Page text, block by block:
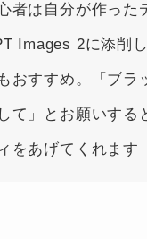
者は自分が作った
Images 2に添削
おすすめ。「ブラ
て」とお願いする
をあげてくれます